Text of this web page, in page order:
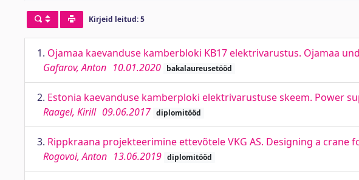
Kirjeid leitud: 5
1. Ojamaa kaevanduse kamberbloki KB17 elektrivarustus. Ojamaa
Gafarov, Anton 10.01.2020 bakalaureusetööd
2. Estonia kaevanduse kamberploki elektrivarustuse skeem. Power
Raagel, Kirill 09.06.2017 diplomitööd
3. Rippkraana projekteerimine ettevõtele VKG AS. Designing a crane
Rogovoi, Anton 13.06.2019 diplomitööd